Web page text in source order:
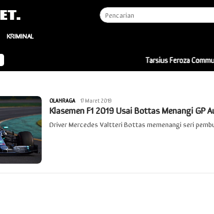
KRIMINAL
Tarsius Feroza Community
OLAHRAGA Redaksi
17 Maret 2019
Klasemen F1 2019 Usai Bottas Menangi GP
Driver Mercedes Valtteri Bottas memenangi seri